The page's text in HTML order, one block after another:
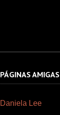
PÁGINAS AMIGAS
Daniela Lee